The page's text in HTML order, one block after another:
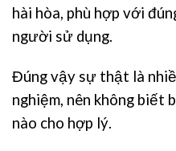
hài hòa, phù hợp với
người sử dụng.
Đúng vậy sự thật là
nghiệm, nên không biết
nào cho hợp lý.